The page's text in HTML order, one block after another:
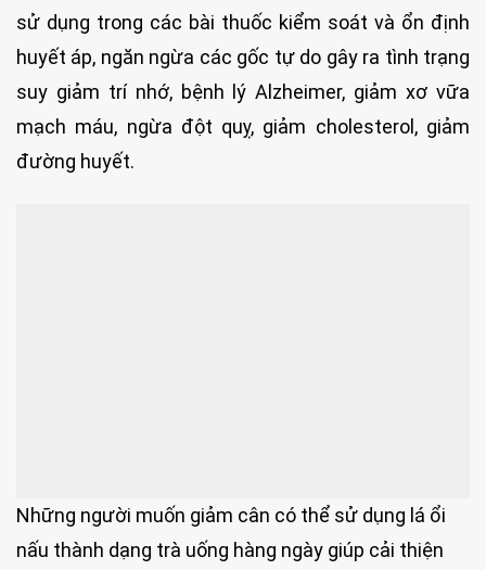
sử dụng trong các bài thuốc kiểm soát và ổn định
huyết áp, ngăn ngừa các gốc tự do gây ra tình trạng
suy giảm trí nhớ, bệnh lý Alzheimer, giảm xơ vữa
mạch máu, ngừa đột quỵ, giảm cholesterol, giảm
đường huyết.
Những người muốn giảm cân có thể sử dụng lá ổi
nấu thành dạng trà uống hàng ngày giúp cải thiện